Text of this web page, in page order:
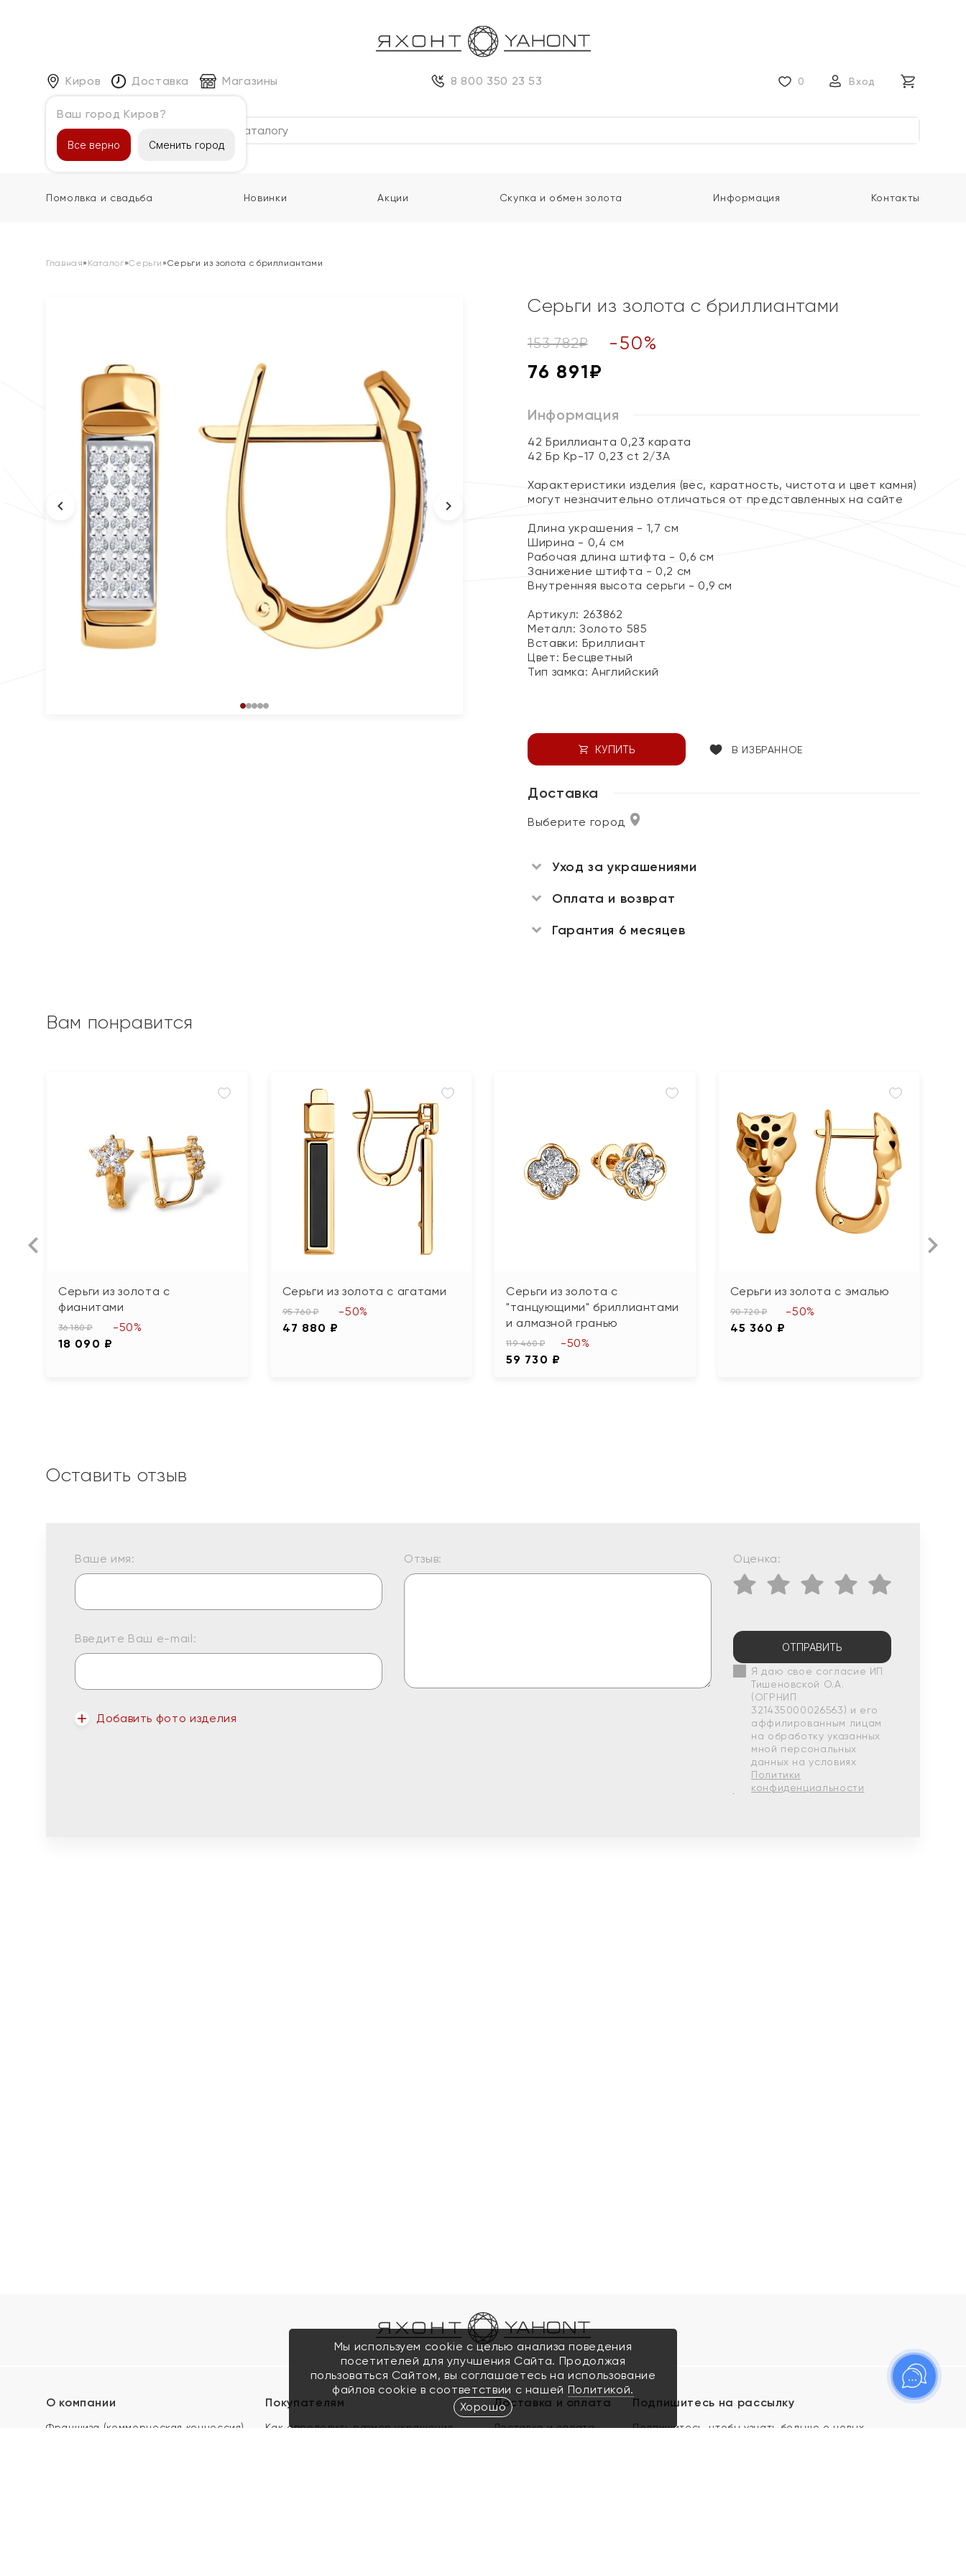
Киров
Ваш город Киров?
Все верно Сменить город
Доставка Магазины 8 800 350 23 53 0 Вход
Каталог
Помолвка и свадьба Новинки Акции Скупка и обмен золота Информация Контакты
Главная» Каталог»Серьги »Серьги из золота с бриллиантами
Серьги из золота с бриллиантами
153 782₽ -50%
76 891₽
Информация
42 Бриллианта 0,23 карата
42 Бр Кр-17 0,23 ct 2/3А
Характеристики изделия (вес, каратность, чистота и цвет камня)
могут незначительно отличаться от представленных на сайте
Длина украшения - 1,7 см
Ширина - 0,4 см
Рабочая длина штифта - 0,6 см
Занижение штифта - 0,2 см
Внутренняя высота серьги - 0,9 см
Артикул: 263862
Металл:Золото 585
Вставки: Бриллиант
Цвет: Бесцветный
Тип замка:Английский
КУПИТЬ В ИЗБРАННОЕ
Доставка
Выберите город
Уход за украшениями
Оплата и возврат
Гарантия 6 месяцев
Вам понравится
Серьги из золота с
фианитами
36 180 ₽
18 090 ₽
-50%
Серьги из золота с агатами
95 760 ₽
47 880 ₽
-50%
Серьги из золота с
"танцующими" бриллиантами
и алмазной гранью
119 460 ₽
59 730 ₽
-50%
Серьги из золота с эмалью
90 720 ₽
45 360 ₽
-50%
Оставить отзыв
Ваше имя:
Введите Ваш e-mail:
Добавить фото изделия
Отзыв: Оценка:
ОТПРАВИТЬ
Я даю свое согласие ИП
Тишеновской О.А.
(ОГРНИП
321435000026563) и его
аффилированным лицам
на обработку указанных
мной персональных
данных на условиях
Политики
конфиденциальности
О компании
Франшиза (коммерческая концессия)
Покупателям
Как определить размер украшения
Доставка и оплата
Доставка и оплата
Подпишитесь на рассылку
Подпишитесь, чтобы узнать больше о новых
Мы используем cookie с целью анализа поведения
посетителей для улучшения Сайта. Продолжая
пользоваться Сайтом, вы соглашаетесь на использование
файлов cookie в соответствии с нашей Политикой.
Хорошо